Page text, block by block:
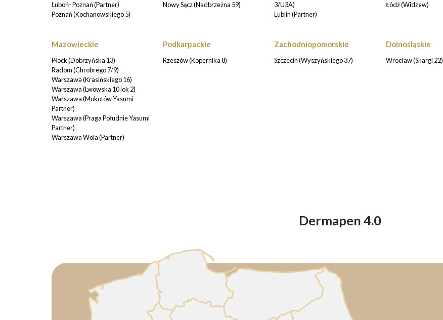
Luboń- Poznań (Partner)
Poznań (Kochanowskiego 5)
Nowy Sącz (Nadbrzeżna 59)
3/U3A)
Lublin (Partner)
Łódź (Widzew)
Mazowieckie
Płock (Dobrzyńska 13)
Radom (Chrobrego 7/9)
Warszawa (Krasińskiego 16)
Warszawa (Lwowska 10 lok 2)
Warszawa (Mokotów Yasumi
Partner)
Warszawa (Praga Południe Yasumi
Partner)
Warszawa Wola (Partner)
Podkarpackie
Rzeszów (Kopernika 8)
Zachodniopomorskie
Szczecin (Wyszyńskiego 37)
Dolnośląskie
Wrocław (Skargi 22)
Dermapen 4.0